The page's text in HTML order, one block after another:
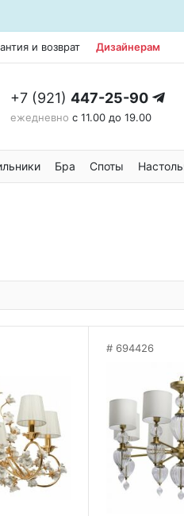
и возврат Дизайнерам
+7 (921) 447-25-90
ежедневно с 11.00 до 19.00
Бра Споты
694426